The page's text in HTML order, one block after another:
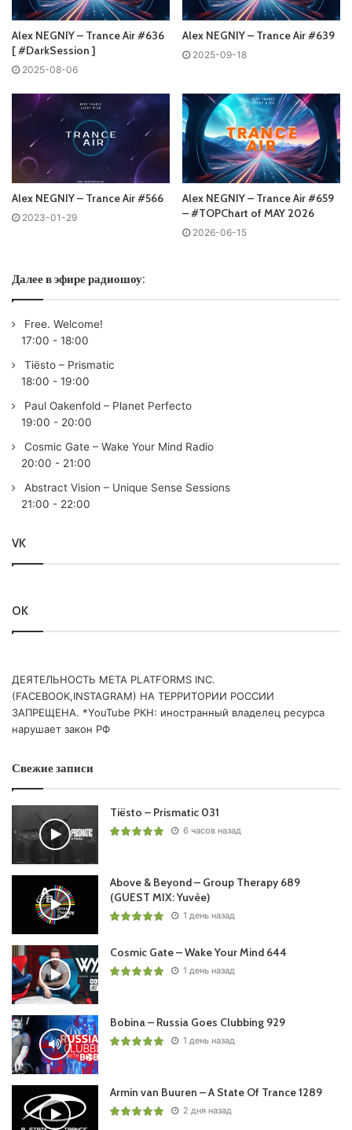
Понравился выпуск?
Ваша оценка: 4.85 (4votes)
Alex NEGNIY – Trance Air #636
[ #DarkSession ]
2025-08-06
Alex NEGNIY – Trance Air #639
2025-09-18
Alex NEGNIY – Trance Air #566
2023-01-29
Alex NEGNIY – Trance Air #659
– #TOPChart of MAY 2026
2026-06-15
Далее в эфире радиошоу:
Free. Welcome!
17:00 - 18:00
Tiësto – Prismatic
18:00 - 19:00
Paul Oakenfold – Planet Perfecto
19:00 - 20:00
Cosmic Gate – Wake Your Mind Radio
20:00 - 21:00
Abstract Vision – Unique Sense Sessions
21:00 - 22:00
VK
OK
ДЕЯТЕЛЬНОСТЬ МЕТА PLATFORMS INC.
(FACEBOOK,INSTAGRAM) НА ТЕРРИТОРИИ РОССИИ
ЗАПРЕЩЕНА. *YouTube РКН: иностранный владелец ресурса
нарушает закон РФ
Свежие записи
Tiësto – Prismatic 031
6 часов назад
Above & Beyond – Group Therapy 689
(GUEST MIX: Yuvèe)
1 день назад
Cosmic Gate – Wake Your Mind 644
1 день назад
Bobina – Russia Goes Clubbing 929
1 день назад
Armin van Buuren – A State Of Trance 1289
2 дня назад